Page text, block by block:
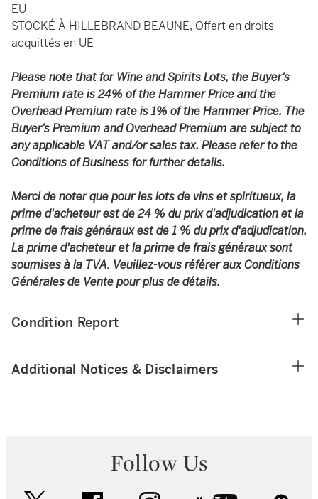
EU
STOCKÉ À HILLEBRAND BEAUNE, Offert en droits
acquittés en UE
Please note that for Wine and Spirits Lots, the Buyer’s
Premium rate is 24% of the Hammer Price and the
Overhead Premium rate is 1% of the Hammer Price. The
Buyer’s Premium and Overhead Premium are subject to
any applicable VAT and/or sales tax. Please refer to the
Conditions of Business for further details.
Merci de noter que pour les lots de vins et spiritueux, la
prime d'acheteur est de 24 % du prix d'adjudication et la
prime de frais généraux est de 1 % du prix d'adjudication.
La prime d'acheteur et la prime de frais généraux sont
soumises à la TVA. Veuillez-vous référer aux Conditions
Générales de Vente pour plus de détails.
Condition Report
Additional Notices & Disclaimers
Follow Us